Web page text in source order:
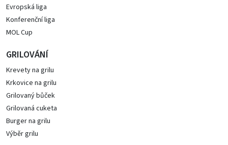
Evropská liga
Konferenční liga
MOL Cup
GRILOVÁNÍ
Krevety na grilu
Krkovice na grilu
Grilovaný bůček
Grilovaná cuketa
Burger na grilu
Výběr grilu